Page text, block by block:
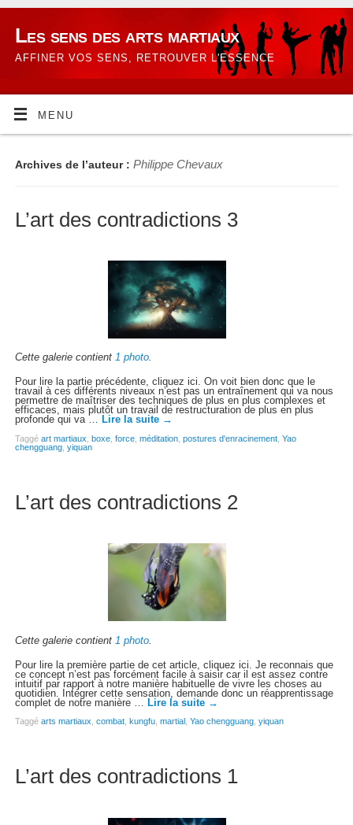
Les sens des arts martiaux
AFFINER VOS SENS, RETROUVER L'ESSENCE
MENU
Archives de l’auteur : Philippe Chevaux
L’art des contradictions 3
Cette galerie contient 1 photo.
Pour lire la partie précédente, cliquez ici. On voit bien donc que le
travail à ces différents niveaux n’est pas un entraînement qui va nous
permettre de maîtriser des techniques de plus en plus complexes et
efficaces, mais plutôt un travail de restructuration de plus en plus
profonde qui va … Lire la suite →
Taggé art martiaux boxe, force, méditation, postures d'enracinement, Yao
chengguang, yiquan
L’art des contradictions 2
Cette galerie contient 1 photo.
Pour lire la première partie de cet article, cliquez ici. Je reconnais que
ce concept n’est pas forcément facile à saisir car il est assez contre
intuitif par rapport à notre manière habituelle de vivre les choses au
quotidien. Intégrer cette sensation, demande donc un réapprentissage
complet de notre manière …
Lire la suite →
Taggé arts martiaux combat, kungfu, martial Yao chengguang, yiquan
L’art des contradictions 1